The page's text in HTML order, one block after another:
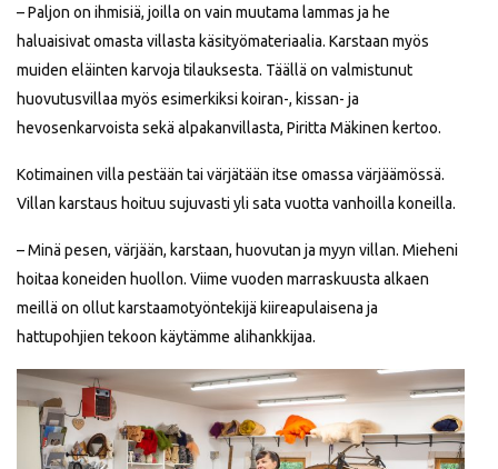
– Paljon on ihmisiä, joilla on vain muutama lammas ja he
haluaisivat omasta villasta käsityömateriaalia. Karstaan myös
muiden eläinten karvoja tilauksesta. Täällä on valmistunut
huovutusvillaa myös esimerkiksi koiran-, kissan- ja
hevosenkarvoista sekä alpakanvillasta, Piritta Mäkinen kertoo.
Kotimainen villa pestään tai värjätään itse omassa värjäämössä.
Villan karstaus hoituu sujuvasti yli sata vuotta vanhoilla koneilla.
– Minä pesen, värjään, karstaan, huovutan ja myyn villan. Mieheni
hoitaa koneiden huollon. Viime vuoden marraskuusta alkaen
meillä on ollut karstaamotyöntekijä kiireapulaisena ja
hattupohjien tekoon käytämme alihankkijaa.